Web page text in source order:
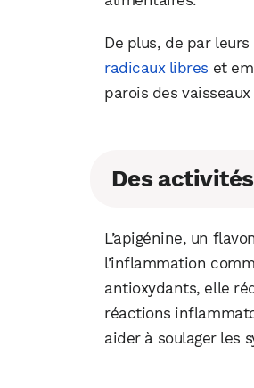
De plus, de par
radicaux libres et
parois des
Des
L’apigénine, un
l’inflammation
antioxydants, elle
réactions
aider à soulager les